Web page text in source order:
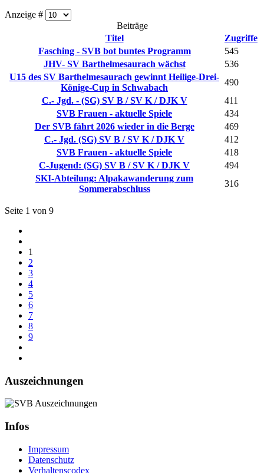
Anzeige #
Beiträge
Titel
Zugriffe
Fasching - SVB bot buntes Programm
545
JHV- SV Barthelmesaurach wächst
536
U15 des SV Barthelmesaurach gewinnt Heilige-Drei-
Könige-Cup in Schwabach
490
C.- Jgd. - (SG) SV B / SV K / DJK V
411
SVB Frauen - aktuelle Spiele
434
Der SVB fährt 2026 wieder in die Berge
469
C.- Jgd. (SG) SV B / SV K / DJK V
412
SVB Frauen - aktuelle Spiele
418
C-Jugend: (SG) SV B / SV K / DJK V
494
SKI-Abteilung: Alpakawanderung zum
Sommerabschluss
316
Seite 1 von 9
1
2
3
4
5
6
7
8
9
Auszeichnungen
Infos
Impressum
Datenschutz
Verhaltenscodex